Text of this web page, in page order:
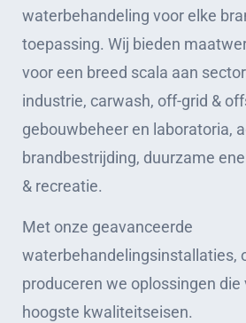
waterbehandeling voor elke
toepassing. Wij bieden
voor een breed scala aan
industrie, carwash, off-grid &
gebouwbeheer en laboratoria,
brandbestrijding, duurzame
& recreatie.
Met onze geavanceerde
waterbehandelingsinstallaties,
produceren we oplossingen die
hoogste kwaliteitseisen.